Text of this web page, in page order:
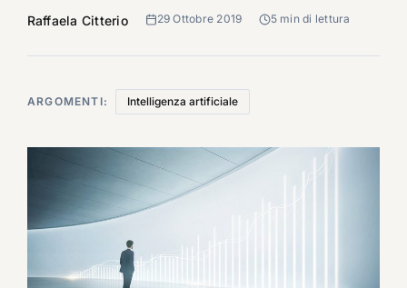
Raffaela Citterio 29 Ottobre 2019 5 min di lettura
ARGOMENTI: Intelligenza artificiale